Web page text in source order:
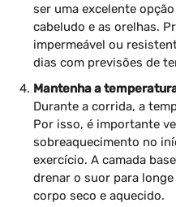
ser uma excelente
cabeludo e as orelhas.
impermeável ou
dias com previsões de
Mantenha a
Durante a corrida, a
Por isso, é importante
sobreaquecimento no
exercício. A camada
drenar o suor para
corpo seco e aquecido.